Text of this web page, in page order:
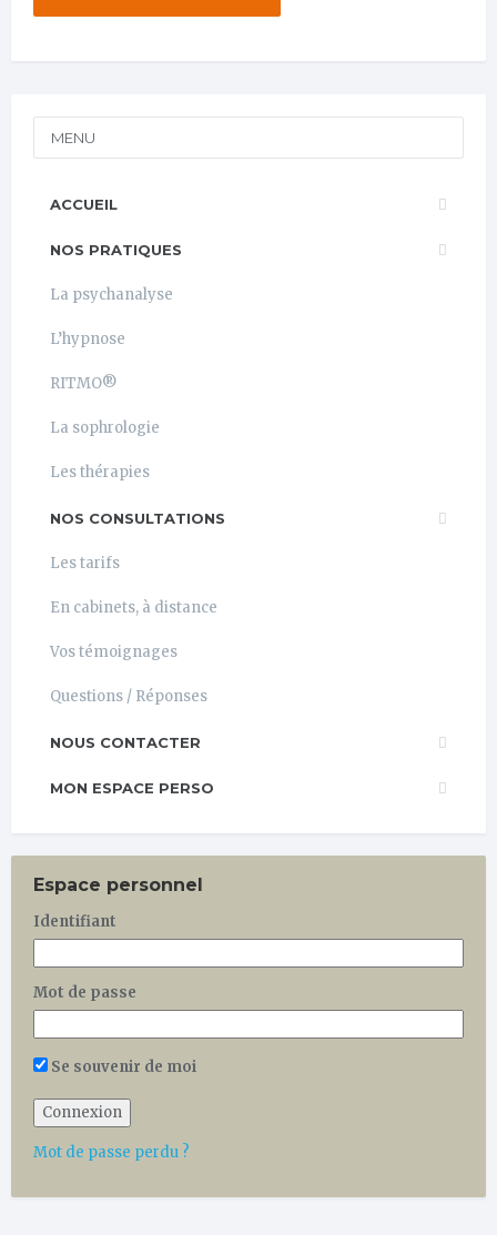
MENU
ACCUEIL
NOS PRATIQUES
La psychanalyse
L’hypnose
RITMO®
La sophrologie
Les thérapies
NOS CONSULTATIONS
Les tarifs
En cabinets, à distance
Vos témoignages
Questions / Réponses
NOUS CONTACTER
MON ESPACE PERSO
Espace personnel
Identifiant
Mot de passe
Se souvenir de moi
Mot de passe perdu ?